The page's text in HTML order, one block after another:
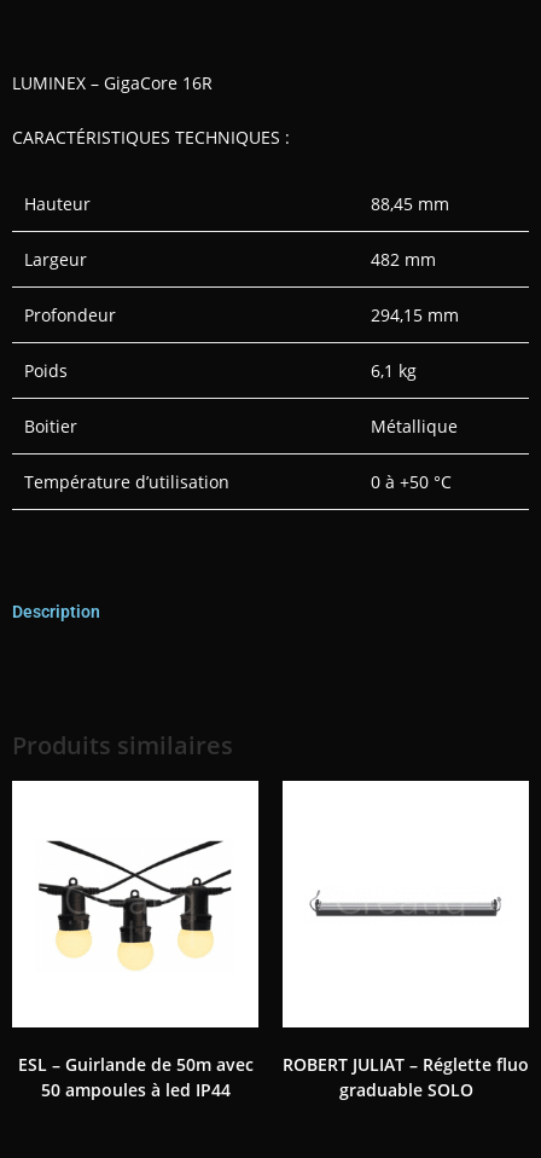
LUMINEX – GigaCore 16R
CARACTÉRISTIQUES TECHNIQUES :
Hauteur 88,45 mm
Largeur 482 mm
Profondeur 294,15 mm
Poids 6,1 kg
Boitier Métallique
Température d’utilisation 0 à +50 °C
Description
Produits similaires
ESL – Guirlande de 50m avec
50 ampoules à led IP44
ROBERT JULIAT – Réglette fluo
graduable SOLO